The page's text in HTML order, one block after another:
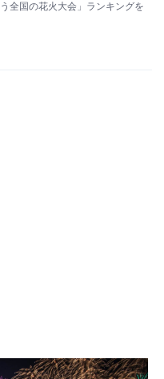
全国の花火大会」ランキングを